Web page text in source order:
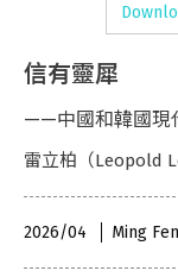
信有靈犀
——中國和韓國現
雷立柏（Leopold
2026/04 Ming